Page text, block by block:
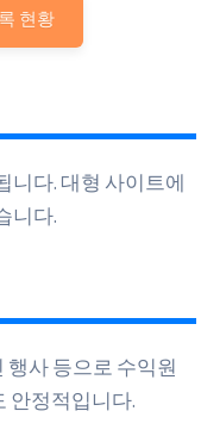
현황
니다. 대형 사이트에
니다.
사 등으로 수익원
안정적입니다.